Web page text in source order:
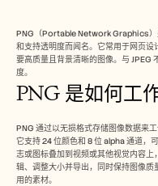
PNG（Portable Network Graphics）
和支持透明度而闻名。它常用于网页
要高质量且背景清晰的图像。与 JPEG
度。
PNG 是如何工
PNG 通过以无损格式存储图像数据来
它支持 24 位颜色和 8 位 alpha 通道，
志或图标叠加到视频或其他视觉内容
辑、调整大小并导出，同时保持图像质
用的素材。
Announcement
Partner Program
用例
变更管理
销售赋能
产品营销
客户成功
培训
See more